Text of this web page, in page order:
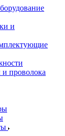
и
проволока